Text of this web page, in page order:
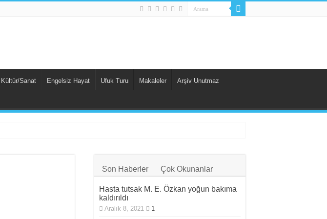
Kültür/Sanat Engelsiz Hayat Ufuk Turu Makaleler Arşiv Unutmaz
Son Haberler Çok Okunanlar
Hasta tutsak M. E. Özkan yoğun bakıma
kaldırıldı
Aralık 8, 2021 1